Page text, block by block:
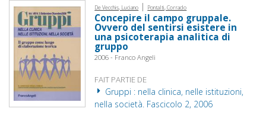
De Vecchis, Luciano | Pontalti, Corrado
Concepire il campo gruppale.
Ovvero del sentirsi esistere in
una psicoterapia analitica di
gruppo
2006 - Franco Angeli
FAIT PARTIE DE
Gruppi : nella clinica, nelle istituzioni,
nella società. Fascicolo 2, 2006